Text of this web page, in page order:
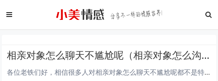
相亲对象怎么聊天不尴尬呢（相亲对象怎么沟通）
各位老铁们好，相信很多人对相亲对象怎么聊天不尴尬呢都不是特别的了解，因此呢，今天就来为大家分享下关于相亲对象怎么聊天不尴尬呢以及相亲对象怎么沟通的问题知识，还望可以帮助大家，解决大家的一些困惑，下面一起来看看吧！1怎么样和相亲对象聊天才能不...